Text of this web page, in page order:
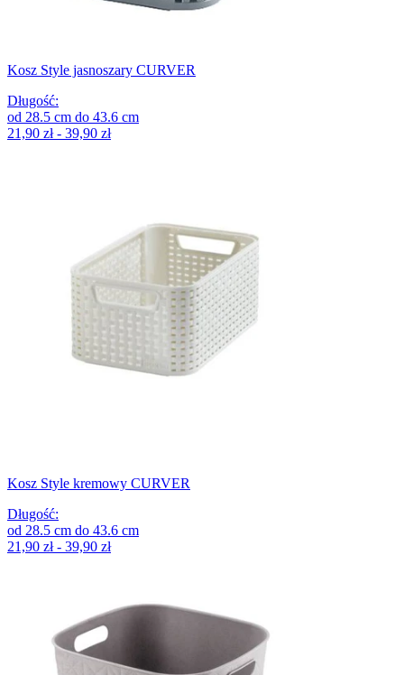
Kosz Style jasnoszary CURVER
Długość:
od 28.5 cm do 43.6 cm
21,90 zł - 39,90 zł
Kosz Style kremowy CURVER
Długość:
od 28.5 cm do 43.6 cm
21,90 zł - 39,90 zł